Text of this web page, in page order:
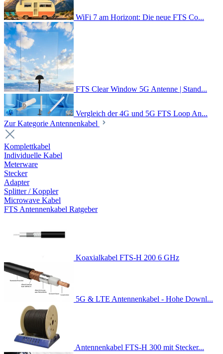
WiFi 7 am Horizont: Die neue FTS Co...
FTS Clear Window 5G Antenne | Stand...
Vergleich der 4G und 5G FTS Loop An...
Zur Kategorie Antennenkabel
Komplettkabel
Individuelle Kabel
Meterware
Stecker
Adapter
Splitter / Koppler
Microwave Kabel
FTS Antennenkabel Ratgeber
Koaxialkabel FTS-H 200 6 GHz
5G & LTE Antennenkabel - Hohe Downl...
Antennenkabel FTS-H 300 mit Stecker...